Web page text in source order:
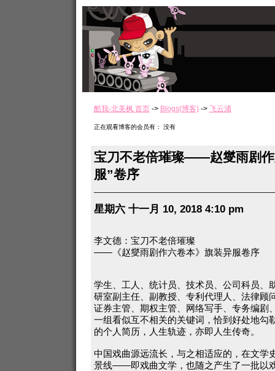
酷我-北美枫 首页-> Blogs(博客)-> 飞云浦
正在观看博客的会员有： 没有
宝刀不老倍璀璨——赵燮雨剧作
服”卷序
星期六 十一月 10, 2018 4:10 pm
李文德：宝刀不老倍璀璨
——《赵燮雨剧作六卷本》旗装异服卷序
学生、工人、统计员、技术员、公司科员、
研室副主任、副教授、专利代理人、法律顾
证券主管、期权主管、网络写手、专务编
一组看似互不相关的关键词，恰到好处地勾
的个人简历，人生轨迹，亦即人生传奇。
中国戏曲源远流长，与之相适应的，在文学
景线——即戏曲文学，也随之产生了一批以